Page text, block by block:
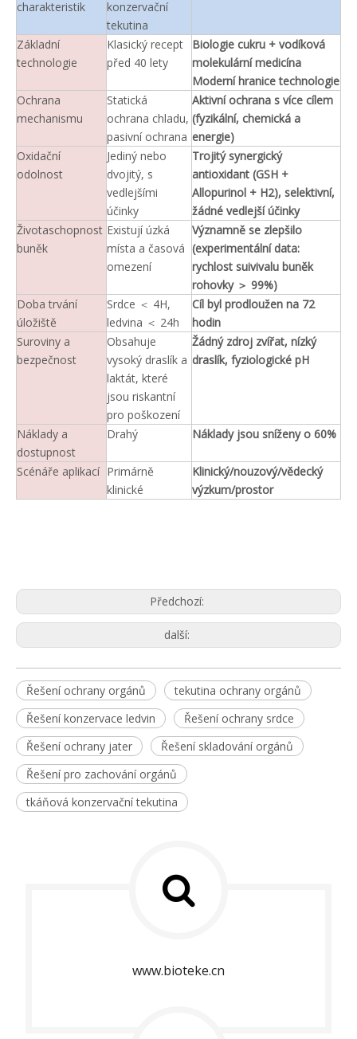
charakteristik
konzervační
tekutina
Základní
technologie
Klasický recept
před 40 lety
Biologie cukru + vodíková
molekulární medicína
Moderní hranice technologie
Ochrana
mechanismu
Statická
ochrana chladu,
pasivní ochrana
Aktivní ochrana s více cílem
(fyzikální, chemická a
energie)
Oxidační
odolnost
Jediný nebo
dvojitý, s
vedlejšími
účinky
Trojitý synergický
antioxidant (GSH +
Allopurinol + H2), selektivní,
žádné vedlejší účinky
Životaschopnost
buněk
Existují úzká
místa a časová
omezení
Významně se zlepšilo
(experimentální data:
rychlost suivivalu buněk
rohovky ＞ 99%)
Doba trvání
úložiště
Srdce ＜ 4H,
ledvina ＜ 24h
Cíl byl prodloužen na 72
hodin
Suroviny a
bezpečnost
Obsahuje
vysoký draslík a
laktát, které
jsou riskantní
pro poškození
Žádný zdroj zvířat, nízký
draslík, fyziologické pH
Náklady a
dostupnost
Drahý Náklady jsou sníženy o 60%
Scénáře aplikací Primárně
klinické
Klinický/nouzový/vědecký
výzkum/prostor
Předchozí:
další:
Řešení ochrany orgánů
tekutina ochrany orgánů
Řešení konzervace ledvin
Řešení ochrany srdce
Řešení ochrany jater
Řešení skladování orgánů
Řešení pro zachování orgánů
tkáňová konzervační tekutina
www.bioteke.cn